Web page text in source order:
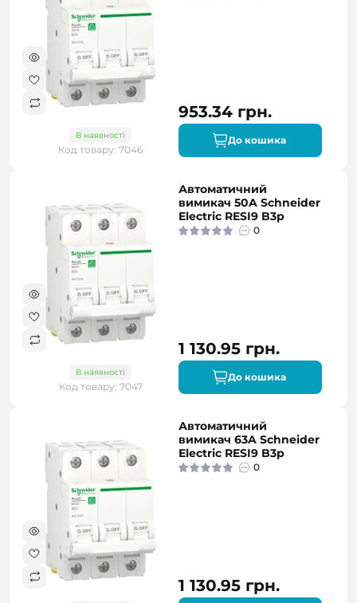
В наявності
Код товару: 7046
953.34 грн.
До кошика
В наявності
Код товару: 7047
Автоматичний
вимикач 50A Schneider
Electric RESI9 B3р
0
1 130.95 грн.
До кошика
Автоматичний
вимикач 63A Schneider
Electric RESI9 B3р
0
1 130.95 грн.